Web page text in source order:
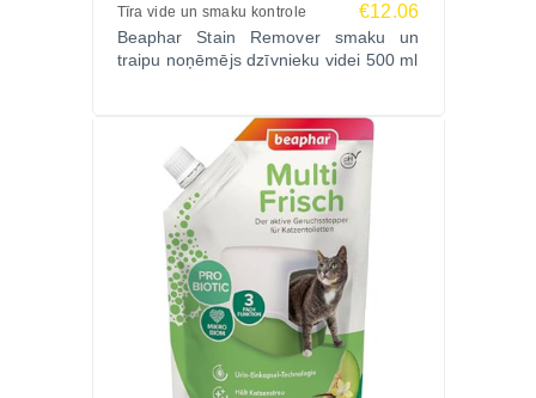
smaržas, 1,2 benzizotiazolin-3-ons, Yucca
schidigera ekstrakts.
higiēnas un kopšanas līdzekļos.
Pasūtiet BEAPHAR ODOUR REMOVER PROBIO
Zoopasaule.lv un uzturiet savu mājokli tīru un svaigu
ar ātru piegādi visā Latvijā!
produktus nepatīkamu dzīvnieku
aromātu neitralizēšanaiZoopasaule.lv
internetveikalā.
Tīra vide un smaku kontrole €12.06
Beaphar Stain Remover smaku un
traipu noņēmējs dzīvnieku videi 500 ml